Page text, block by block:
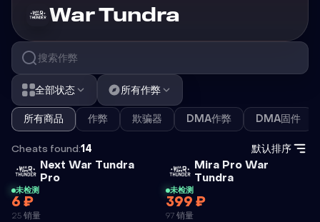
War Tundra
全部状态 所有作弊
所有商品 作弊 欺骗器 DMA作弊 DMA固件
Cheats found:14 默认排序
Next War Tundra
Pro外挂
NEXT WAR
未检测
6 ₽
25 销量
Mira Pro War
Tundra外挂
MIRA PRO
未检测
399 ₽
97 销量